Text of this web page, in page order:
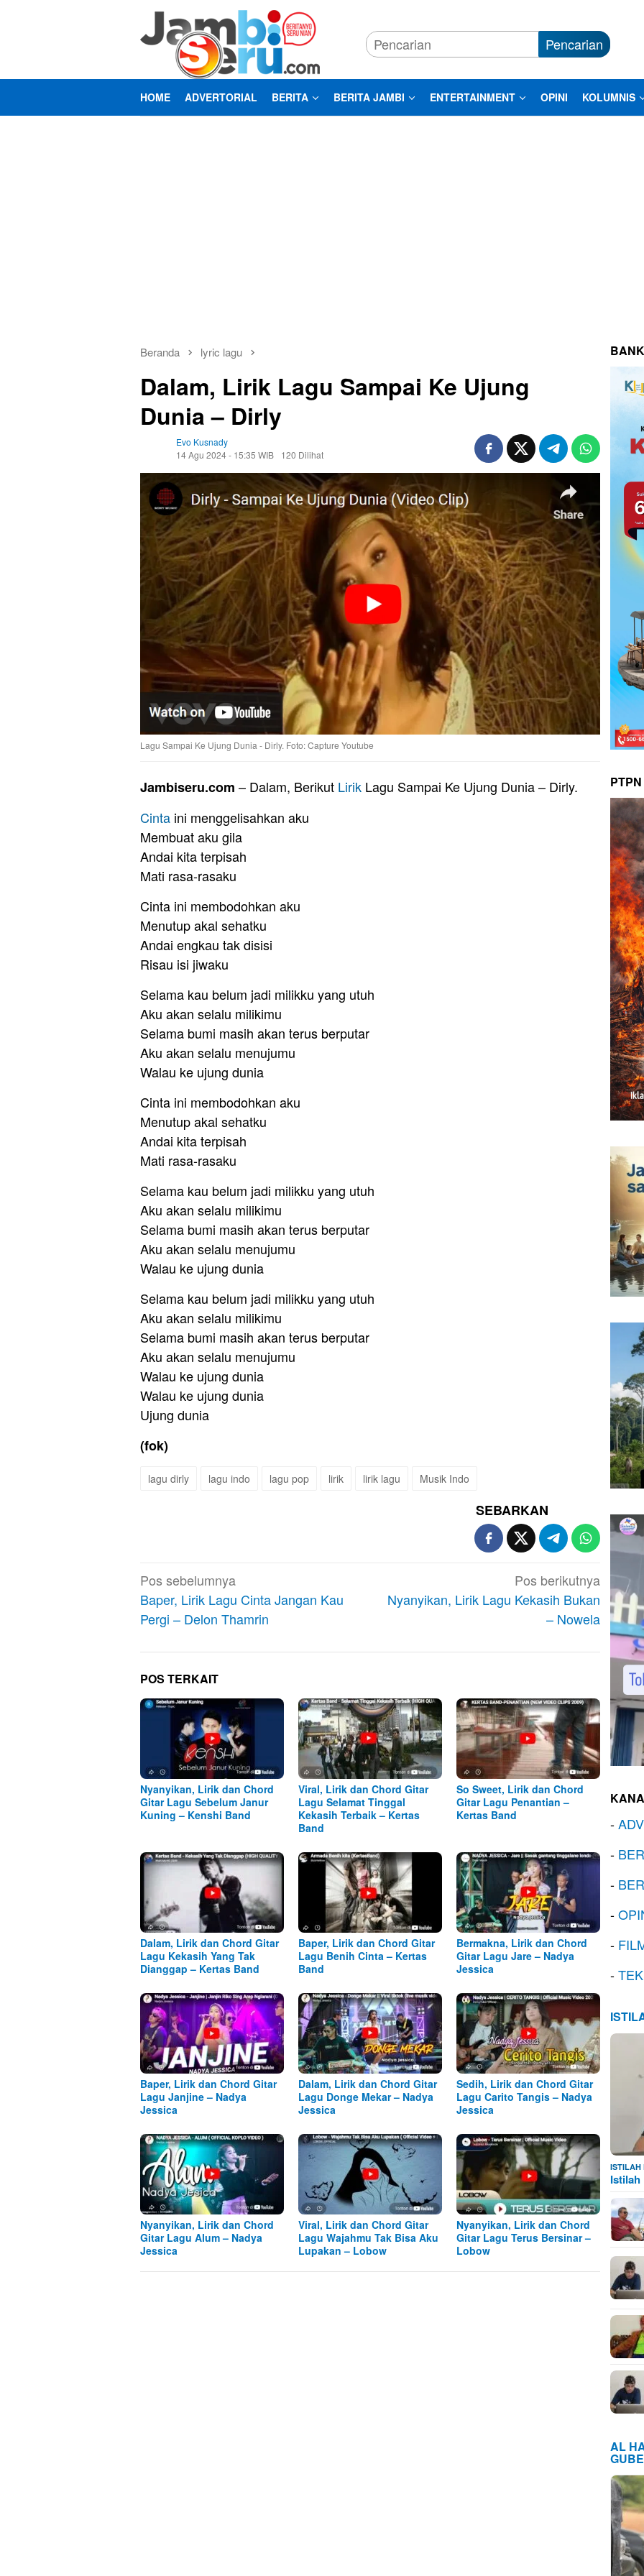
Pencarian
HOME ADVERTORIAL BERITA BERITA JAMBI ENTERTAINMENT OPINI KOLUMNIS
Beranda lyric lagu
Dalam, Lirik Lagu Sampai Ke Ujung
Dunia – Dirly
Evo Kusnady
14 Agu 2024 - 15:35 WIB
120 Dilihat
Lagu Sampai Ke Ujung Dunia - Dirly. Foto: Capture Youtube
Jambiseru.com – Dalam, Berikut Lirik Lagu Sampai Ke Ujung Dunia – Dirly.
Cinta ini menggelisahkan aku
Membuat aku gila
Andai kita terpisah
Mati rasa-rasaku
Cinta ini membodohkan aku
Menutup akal sehatku
Andai engkau tak disisi
Risau isi jiwaku
Selama kau belum jadi milikku yang utuh
Aku akan selalu milikimu
Selama bumi masih akan terus berputar
Aku akan selalu menujumu
Walau ke ujung dunia
Cinta ini membodohkan aku
Menutup akal sehatku
Andai kita terpisah
Mati rasa-rasaku
Selama kau belum jadi milikku yang utuh
Aku akan selalu milikimu
Selama bumi masih akan terus berputar
Aku akan selalu menujumu
Walau ke ujung dunia
Selama kau belum jadi milikku yang utuh
Aku akan selalu milikimu
Selama bumi masih akan terus berputar
Aku akan selalu menujumu
Walau ke ujung dunia
Walau ke ujung dunia
Ujung dunia
(fok)
lagu dirly lagu indo lagu pop lirik lirik lagu Musik Indo
SEBARKAN
Navigasi
pos
Pos sebelumnya
Baper, Lirik Lagu Cinta Jangan Kau
Pergi – Delon Thamrin
Pos berikutnya
Nyanyikan, Lirik Lagu Kekasih Bukan
– Nowela
POS TERKAIT
Nyanyikan, Lirik dan Chord
Gitar Lagu Sebelum Janur
Kuning – Kenshi Band
Viral, Lirik dan Chord Gitar
Lagu Selamat Tinggal
Kekasih Terbaik – Kertas
Band
So Sweet, Lirik dan Chord
Gitar Lagu Penantian –
Kertas Band
Dalam, Lirik dan Chord Gitar
Lagu Kekasih Yang Tak
Dianggap – Kertas Band
Baper, Lirik dan Chord Gitar
Lagu Benih Cinta – Kertas
Band
Bermakna, Lirik dan Chord
Gitar Lagu Jare – Nadya
Jessica
Baper, Lirik dan Chord Gitar
Lagu Janjine – Nadya
Jessica
Dalam, Lirik dan Chord Gitar
Lagu Donge Mekar – Nadya
Jessica
Sedih, Lirik dan Chord Gitar
Lagu Carito Tangis – Nadya
Jessica
Nyanyikan, Lirik dan Chord
Gitar Lagu Alum – Nadya
Jessica
Viral, Lirik dan Chord Gitar
Lagu Wajahmu Tak Bisa Aku
Lupakan – Lobow
Nyanyikan, Lirik dan Chord
Gitar Lagu Terus Bersinar –
Lobow
-
-
-
-
-
-
ISTILAH
Istilah
AL